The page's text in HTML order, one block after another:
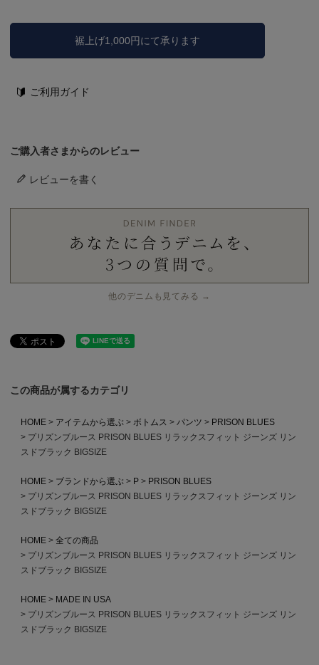
裾上げ1,000円にて承ります
ご利用ガイド
ご購入者さまからのレビュー
レビューを書く
他のデニムも見てみる →
この商品が属するカテゴリ
HOME アイテムから選ぶ ボトムス パンツ
PRISON BLUES
プリズンブルース PRISON BLUES リラックスフィット ジーンズ リン
スドブラック BIGSIZE
HOME ブランドから選ぶ P
PRISON BLUES
プリズンブルース PRISON BLUES リラックスフィット ジーンズ リン
スドブラック BIGSIZE
HOME
全ての商品
プリズンブルース PRISON BLUES リラックスフィット ジーンズ リン
スドブラック BIGSIZE
HOME
MADE IN USA
プリズンブルース PRISON BLUES リラックスフィット ジーンズ リン
スドブラック BIGSIZE